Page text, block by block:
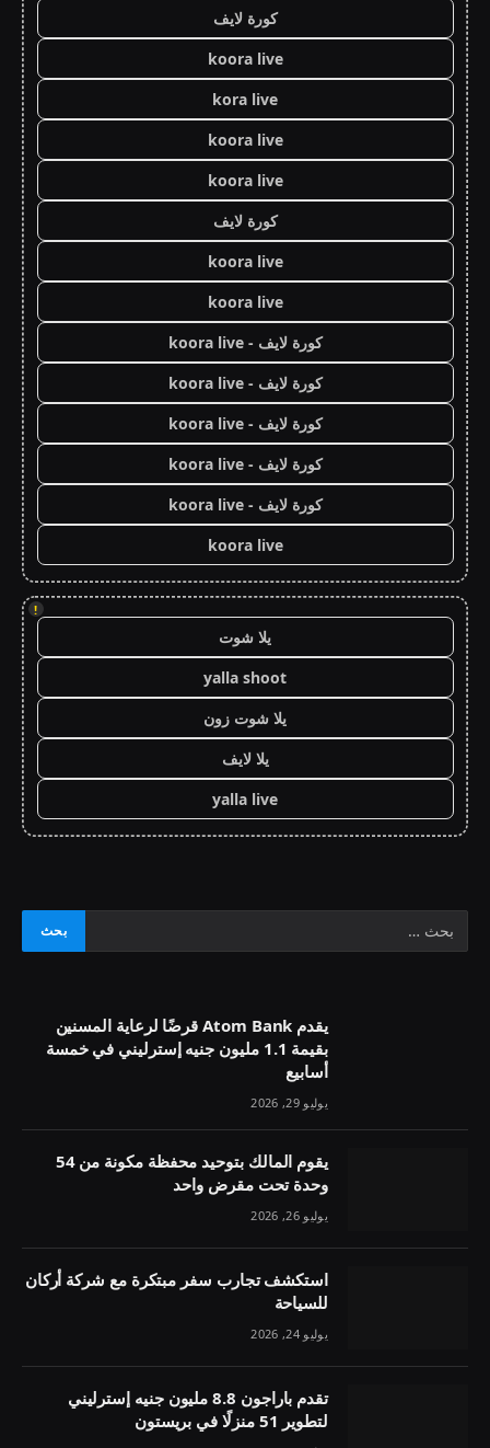
كورة لايف
koora live
kora live
koora live
koora live
كورة لايف
koora live
koora live
كورة لايف - koora live
كورة لايف - koora live
كورة لايف - koora live
كورة لايف - koora live
كورة لايف - koora live
koora live
!
يلا شوت
yalla shoot
يلا شوت زون
يلا لايف
yalla live
يقدم Atom Bank قرضًا لرعاية المسنين
بقيمة 1.1 مليون جنيه إسترليني في خمسة
أسابيع
يوليو 29, 2026
يقوم المالك بتوحيد محفظة مكونة من 54
وحدة تحت مقرض واحد
يوليو 26, 2026
استكشف تجارب سفر مبتكرة مع شركة أركان
للسياحة
يوليو 24, 2026
تقدم باراجون 8.8 مليون جنيه إسترليني
لتطوير 51 منزلًا في بريستون